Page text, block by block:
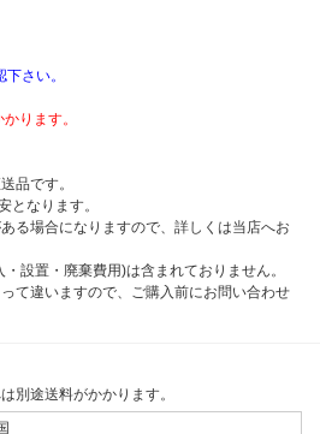
さい。
ります。
品です。
となります。
る場合になりますので、詳しくは当店へお
設置・廃棄費用)は含まれておりません。
て違いますので、ご購入前にお問い合わせ
別途送料がかかります。